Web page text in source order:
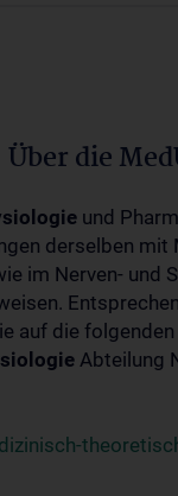
die
und
derselben
im Nerven- und
auf die
Abteilung